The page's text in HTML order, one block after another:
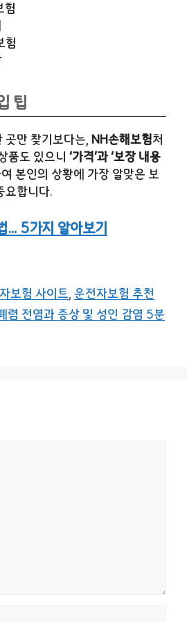
험
험
팁
곳만 찾기보다는, NH손해보험처
품도 있으니 ‘가격’과 ‘보장 내용
본인의 상황에 가장 알맞은 보
요합니다.
… 5가지 알아보기
보험 사이트 ,운전자보험 추천
렴 전염과 증상 및 성인 감염 5분